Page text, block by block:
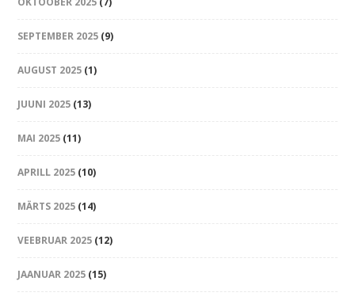
SEPTEMBER 2025 (9)
AUGUST 2025 (1)
JUUNI 2025 (13)
MAI 2025 (11)
APRILL 2025 (10)
MÄRTS 2025 (14)
VEEBRUAR 2025 (12)
JAANUAR 2025 (15)